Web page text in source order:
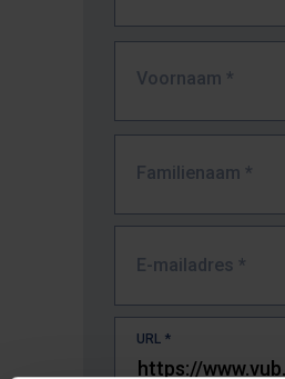
Voornaam *
Familienaam *
E-mailadres *
URL *